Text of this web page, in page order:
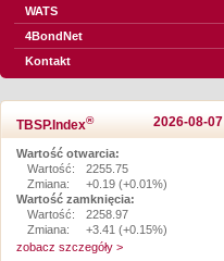
WATS
4BondNet
Kontakt
TBSP.Index® 2026-08-07
Wartość otwarcia:
Wartość:
2255.75
Zmiana:
+0.19 (+0.01%)
Wartość zamknięcia:
Wartość:
2258.97
Zmiana:
+3.41 (+0.15%)
zobacz szczegóły >